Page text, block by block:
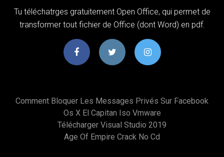
Tu téléchatrges gratuitement Open Office, qui permet de
transformer tout fichier de Office (dont Word) en pdf.
Comment Bloquer Les Messages Privés Sur Facebook
Os X El Capitan Iso Vmware
Télécharger Visual Studio 2019
Age Of Empire Crack No Cd